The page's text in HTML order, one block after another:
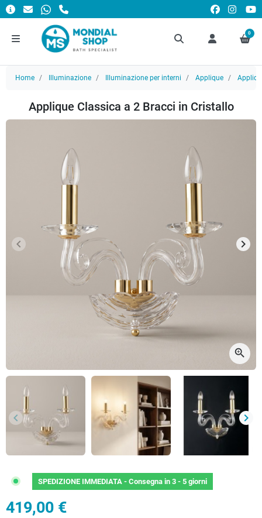
0
Home Illuminazione Illuminazione per interni Applique
Applique Classica a 2 Bracci in Cristallo
Precedente
keyboard_arrow_left keyboard_arrow_right
zoom_in
Precedente
keyboard_arrow_left keyboard_arrow_right
SPEDIZIONE IMMEDIATA - Consegna in 3 - 5 giorni
419,00 €